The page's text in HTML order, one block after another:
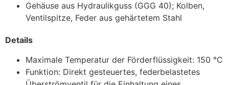
Gehäuse aus Hydraulikguss (GGG 40); Kolben,
Ventilspitze, Feder aus gehärtetem Stahl
Details
Maximale Temperatur der Förderflüssigkeit: 150 °C
Funktion: Direkt gesteuertes, federbelastetes